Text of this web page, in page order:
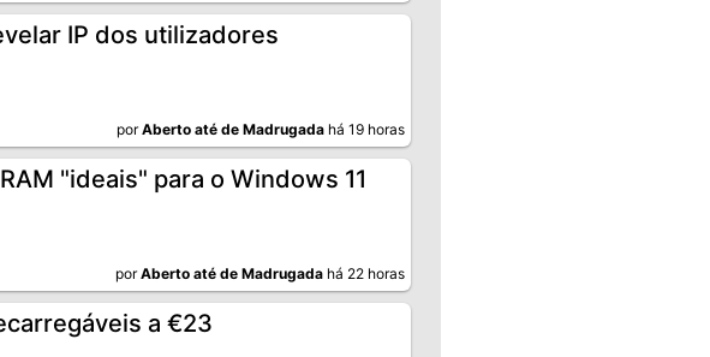
IP dos utilizadores
porAberto até de Madrugadahá 19 horas
"ideais" para o Windows 11
porAberto até de Madrugadahá 22 horas
a €23